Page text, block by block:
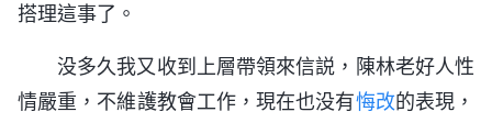
搭理這事了。
没多久我又收到上層帶領來信説，陳林老好人性
情嚴重，不維護教會工作，現在也没有悔改的表現，